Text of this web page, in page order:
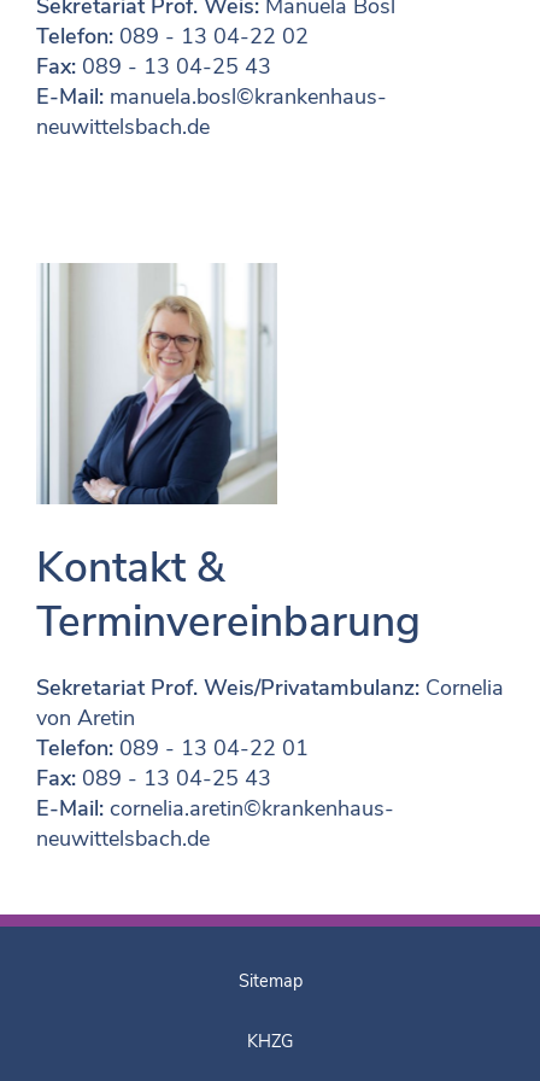
Sekretariat Prof. Weis: Manuela Bosl
Telefon: 089 - 13 04-22 02
Fax: 089 - 13 04-25 43
E-Mail: manuela.bosl©krankenhaus-
neuwittelsbach.de
Kontakt &
Terminvereinbarung
Sekretariat Prof. Weis/Privatambulanz: Cornelia
von Aretin
Telefon: 089 - 13 04-22 01
Fax: 089 - 13 04-25 43
E-Mail: cornelia.aretin©krankenhaus-
neuwittelsbach.de
KHZG
Sitemap